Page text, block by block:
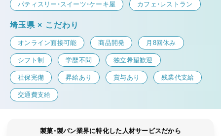
パティスリー・スイーツ・ケーキ屋 カフェ・レストラン
埼玉県 × こだわり
オンライン面接可能 商品開発 月8回休み
シフト制 学歴不問 独立希望歓迎
社保完備 昇給あり 賞与あり 残業代支給
交通費支給
製菓・製パン業界に特化した人材サービスだから